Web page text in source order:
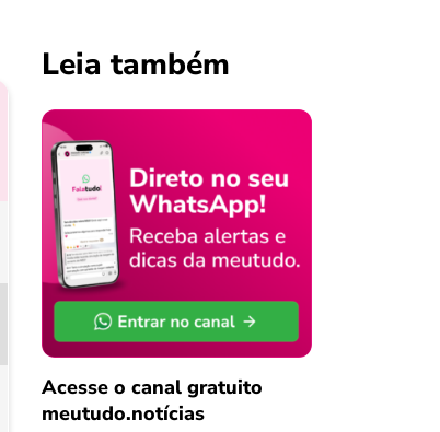
Leia também
Acesse o canal gratuito
meutudo.notícias